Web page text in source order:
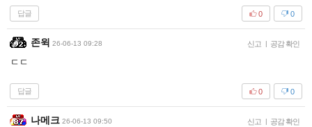
답글 0
0
존윅 26-06-13 09:28 신고 | 공감 확인
ㄷㄷ
답글 0
0
나메크 26-06-13 09:50 신고 | 공감 확인